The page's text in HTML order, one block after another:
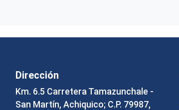
Dirección
Km. 6.5 Carretera Tamazunchale -
San Martín, Achiquico; C.P. 79987,